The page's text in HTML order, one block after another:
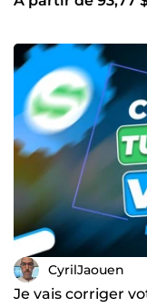
CyrilJaouen
Je vais corriger